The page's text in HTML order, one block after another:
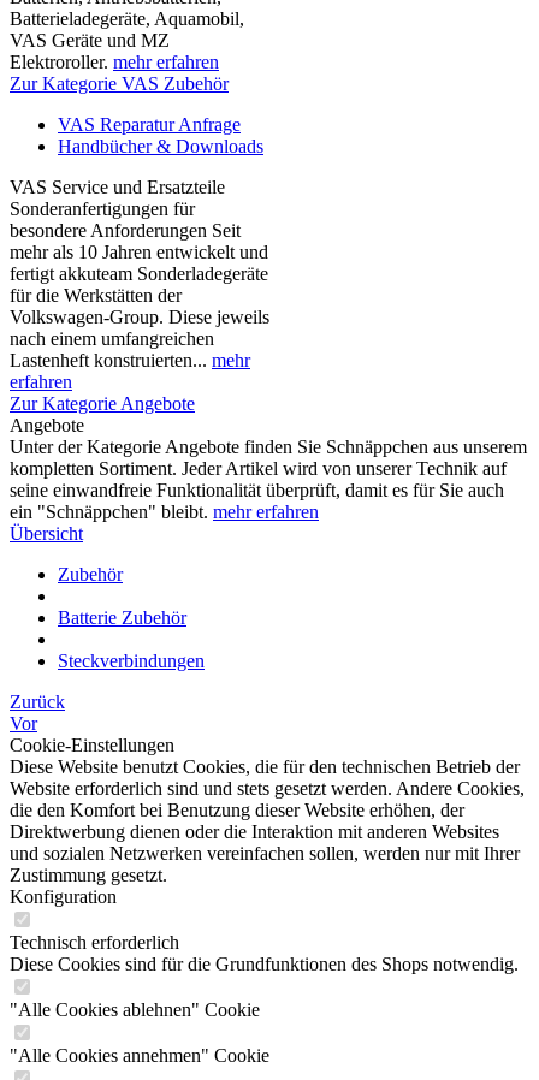
Batterieladegeräte, Aquamobil,
VAS Geräte und MZ
Elektroroller. mehr erfahren
Zur Kategorie VAS Zubehör
VAS Reparatur Anfrage
Handbücher & Downloads
VAS Service und Ersatzteile
Sonderanfertigungen für
besondere Anforderungen Seit
mehr als 10 Jahren entwickelt und
fertigt akkuteam Sonderladegeräte
für die Werkstätten der
Volkswagen-Group. Diese jeweils
nach einem umfangreichen
Lastenheft konstruierten... mehr
erfahren
Zur Kategorie Angebote
Angebote
Unter der Kategorie Angebote finden Sie Schnäppchen aus unserem
kompletten Sortiment. Jeder Artikel wird von unserer Technik auf
seine einwandfreie Funktionalität überprüft, damit es für Sie auch
ein "Schnäppchen" bleibt. mehr erfahren
Übersicht
Zubehör
Batterie Zubehör
Steckverbindungen
Zurück
Vor
Cookie-Einstellungen
Diese Website benutzt Cookies, die für den technischen Betrieb der
Website erforderlich sind und stets gesetzt werden. Andere Cookies,
die den Komfort bei Benutzung dieser Website erhöhen, der
Direktwerbung dienen oder die Interaktion mit anderen Websites
und sozialen Netzwerken vereinfachen sollen, werden nur mit Ihrer
Zustimmung gesetzt.
Konfiguration
Technisch erforderlich
Diese Cookies sind für die Grundfunktionen des Shops notwendig.
"Alle Cookies ablehnen" Cookie
"Alle Cookies annehmen" Cookie